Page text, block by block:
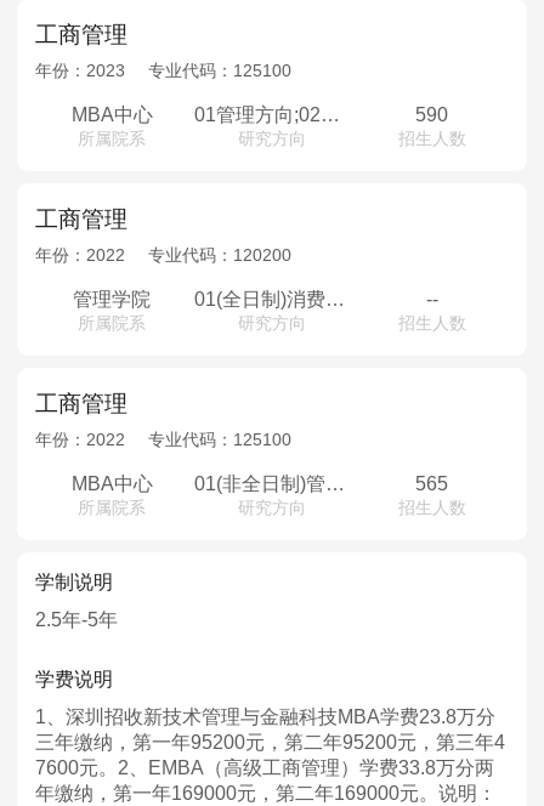
工商管理
年份： 2023 专业代码： 125100
MBA中心
所属院系
01管理方向;02智慧管理与创新创业方向;03数字化转型与产业升级方向;04新技术管理与金融科技方向;05金融方向;06数字金融方向;07EMBA
研究方向
590
招生人数
工商管理
年份： 2022 专业代码： 120200
管理学院
所属院系
01(全日制)消费者行为学，行为决策理论02(全日制)研究开发管理与技术创新03(全日制)营销渠道管理04(全日制)领导理论，沟通与谈判，群体决策05(全日制)创新管理与服务运营管理06(全日制)创新管理与战略管理07(全日制)领导理论与战略管理08(全日制)组织行为与人力资源管理09(全日制)领导科学与群体决策，管理行为与和谐管理理论，战略管理与政策分析10(全日制)创新与创造力11(全日制)企业成长模式与战略创新12(全日制)企业技术创新及技术竞争理论，企业知识产权管理13(全日制)新兴技术与战略创新14(全日制)项目调度及优化、应急管理、能源管理15(全日制)组织行为学，人力资源管理16(全日制)组织行为与人力资源管理，组织内权力关系研究17(全日制)创业管理，企业创新管理18(全日制)组织间合作关系管理，战略与创新管理19(全日制)战略管理与战略决策，创新与创业管理20(全日制)企业数字化战略与动态能力，新兴技术与战略创新21(全日制)商业伦理，企业社会责任与人力资源管理22(全日制)转型情景下的创新与创业管理，战略变革管理23(全日制)大数据人才分析与机器学习，数据驱动的人力资源管理研究24(全日制)产品开发与营销，营销战略25(全日制)制度与创新创业，企业家与企业成长26(全日制)创业团队与创投间关系研究，员工压力与工作家庭平衡27(全日制)领导力开发与管理，基于积极心理学的员工绩效提升28(全日制)组织与领导理论29(全日制)创新与质量战略、物流与供应链管理30(全日制)物流与供应链管理31(全日制)组织行为、人力资源与知识管理32(全日制)战略联盟、创业管理33(全日制)消费者行为，社交电子商务，共享经济，金融科技34(全日制)营销战略，数字营销，营销渠道管理36(全日制)数据质量、数据治理、大数据公共政策、大数据商业模式及创新应用37(全日制)供应链管理
研究方向
--
招生人数
工商管理
年份： 2022 专业代码： 125100
MBA中心
所属院系
01(非全日制)管理方向02(非全日制)金融方向03(非全日制)EMBA
研究方向
565
招生人数
学制说明
2.5年-5年
学费说明
1、深圳招收新技术管理与金融科技MBA学费23.8万分
三年缴纳，第一年95200元，第二年95200元，第三年4
7600元。2、EMBA（高级工商管理）学费33.8万分两
年缴纳，第一年169000元，第二年169000元。说明：